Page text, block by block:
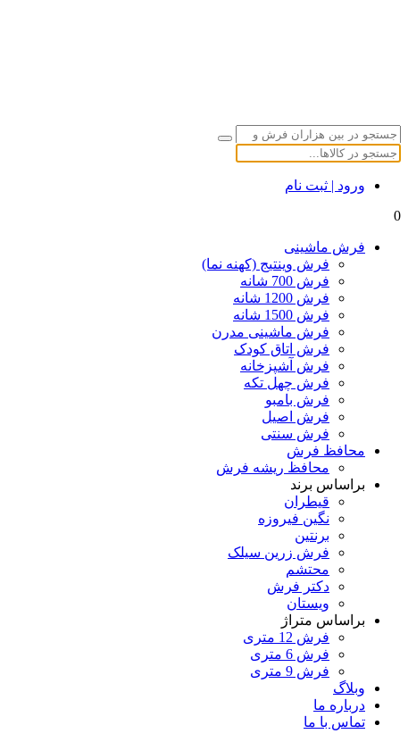
ورود | ثبت نام
0
فرش ماشینی
فرش وینتیج (کهنه نما)
فرش 700 شانه
فرش 1200 شانه
فرش 1500 شانه
فرش ماشینی مدرن
فرش اتاق کودک
فرش آشپزخانه
فرش چهل تکه
فرش بامبو
فرش اصیل
فرش سنتی
محافظ فرش
محافظ ریشه فرش
براساس برند
قیطران
نگین فیروزه
برنتین
فرش زرین سیلک
محتشم
دکتر فرش
ویستان
براساس متراژ
فرش 12 متری
فرش 6 متری
فرش 9 متری
وبلاگ
درباره ما
تماس با ما